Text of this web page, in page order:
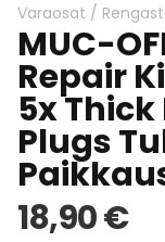
beginning
of
the
images
gallery
Varaosat /
MUC-
Repair
5x
Plugs
18,90 €